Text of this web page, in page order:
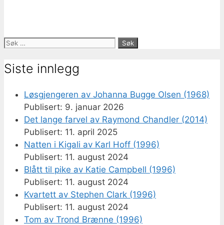
Søk
Siste innlegg
Løsgjengeren av Johanna Bugge Olsen (1968)
9. januar 2026
Det lange farvel av Raymond Chandler (2014)
11. april 2025
Natten i Kigali av Karl Hoff (1996)
11. august 2024
Blått til pike av Katie Campbell (1996)
11. august 2024
Kvartett av Stephen Clark (1996)
11. august 2024
Tom av Trond Brænne (1996)